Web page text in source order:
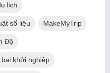
lịch
số liệu MakeMyTrip
Độ
khởi nghiệp